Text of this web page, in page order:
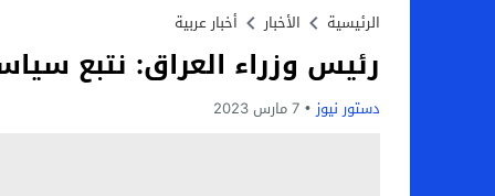
أخبار الفن – ب الفن – إسعاد يونس: عادل
اراء و اقلام الدستور – بعد ست سنوات من
مال و اعمال – تراجع السندات الخليجية
الرئيسية الأخبار أخبار عربية
رئيس وزراء العراق: نتبع
دستور نيوز 7 مارس 2023